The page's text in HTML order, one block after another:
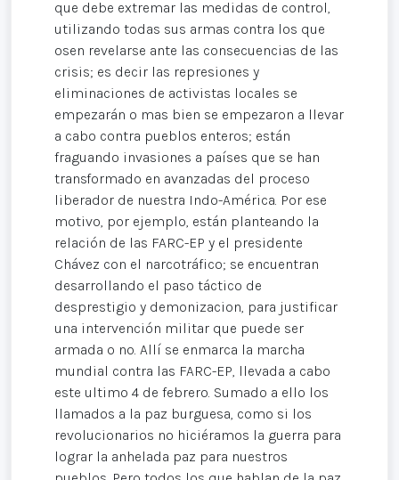
que debe extremar las medidas de control,
utilizando todas sus armas contra los que
osen revelarse ante las consecuencias de las
crisis; es decir las represiones y
eliminaciones de activistas locales se
empezarán o mas bien se empezaron a llevar
a cabo contra pueblos enteros; están
fraguando invasiones a países que se han
transformado en avanzadas del proceso
liberador de nuestra Indo-América. Por ese
motivo, por ejemplo, están planteando la
relación de las FARC-EP y el presidente
Chávez con el narcotráfico; se encuentran
desarrollando el paso táctico de
desprestigio y demonizacion, para justificar
una intervención militar que puede ser
armada o no. Allí se enmarca la marcha
mundial contra las FARC-EP, llevada a cabo
este ultimo 4 de febrero. Sumado a ello los
llamados a la paz burguesa, como si los
revolucionarios no hiciéramos la guerra para
lograr la anhelada paz para nuestros